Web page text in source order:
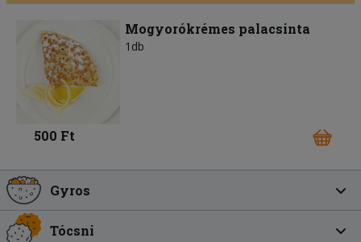
Mogyorókrémes palacsinta
1db
500 Ft
Gyros
Tócsni